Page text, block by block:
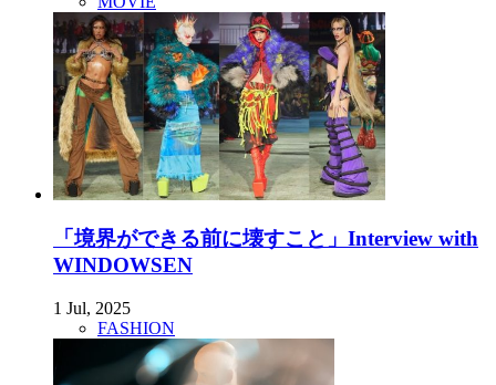
「境界ができる前に壊すこと」Interview with
WINDOWSEN
1 Jul, 2025
FASHION